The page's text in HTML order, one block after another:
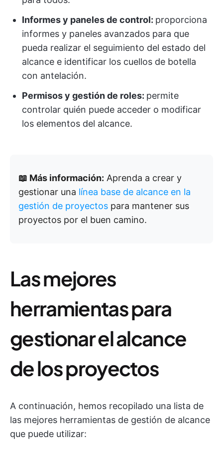
Informes y paneles de control: proporciona
informes y paneles avanzados para que
pueda realizar el seguimiento del estado del
alcance e identificar los cuellos de botella
con antelación.
Permisos y gestión de roles: permite
controlar quién puede acceder o modificar
los elementos del alcance.
📖 Más información: Aprenda a crear y
gestionar una línea base de alcance en la
gestión de proyectos para mantener sus
proyectos por el buen camino.
Las mejores
herramientas para
gestionar el alcance
de los proyectos
A continuación, hemos recopilado una lista de
las mejores herramientas de gestión de alcance
que puede utilizar: